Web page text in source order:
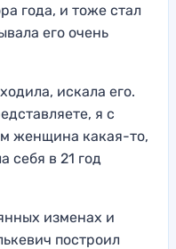
года, и тоже стал
его очень
искала его.
я с
женщина какая-то,
себя в 21 год
изменах и
построил